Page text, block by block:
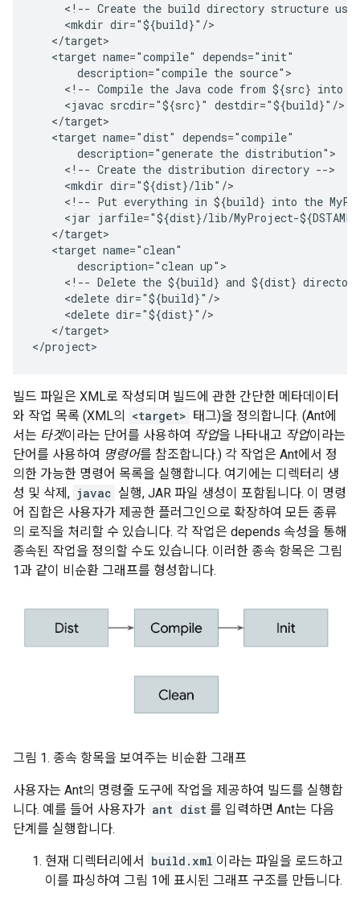
<!-- Create the build directory structure used
<mkdir
<target name="compile"
description="compile the
<!-- Compile the Java code from ${src} into
<javac srcdir="${src}"
<target name="dist"
description="generate the
<!-- Create the distribution directory
<mkdir
<!-- Put everything in ${build} into the
<jar jarfile="${dist}/lib/MyProject-
<target
description="clean
<!-- Delete the ${build} and ${dist} directory
<delete
<delete
</target>
빌드 파일은 XML로 작성되며 빌드에 관한 간단한 메타데이터
와 작업 목록 (XML의
<target> 태그)을 정의합니다. (Ant에
서는 타겟이라는 단어를 사용하여 작업을 나타내고 작업이라는
단어를 사용하여 명령어를 참조합니다.) 각 작업은 Ant에서 정
의한 가능한 명령어 목록을 실행합니다. 여기에는 디렉터리 생
성 및 삭제, javac 실행, JAR 파일 생성이 포함됩니다. 이 명령
어 집합은 사용자가 제공한 플러그인으로 확장하여 모든 종류
의 로직을 처리할 수 있습니다. 각 작업은 depends 속성을 통해
종속된 작업을 정의할 수도 있습니다. 이러한 종속 항목은 그림
1과 같이 비순환 그래프를 형성합니다.
그림 1. 종속 항목을 보여주는 비순환 그래프
사용자는 Ant의 명령줄 도구에 작업을 제공하여 빌드를 실행합
니다. 예를 들어 사용자가 ant dist 를 입력하면 Ant는 다음
단계를 실행합니다.
현재 디렉터리에서 build.xml 이라는 파일을 로드하고
이를 파싱하여 그림 1에 표시된 그래프 구조를 만듭니다.